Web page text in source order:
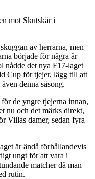
mot Skutskär i
av herrarna, men
började för några år
nådde det nya F17-laget
Cup för tjejer, lägg till att
denna säsong.
de yngre tjejerna innan,
nu och det märks direkt,
Villas damer, sedan fyra
är ändå förhållandevis
ungt för att vara i
matcher då man
rutin.